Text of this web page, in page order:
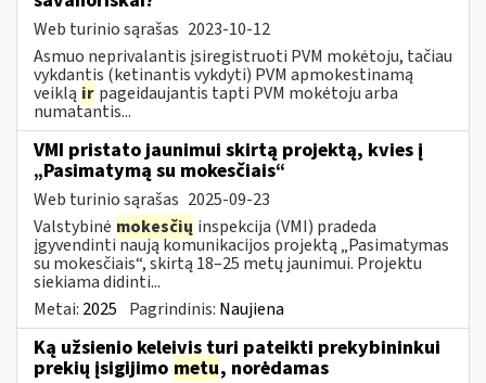
Web turinio sąrašas 2023-10-12
Asmuo neprivalantis įsiregistruoti PVM mokėtoju, tačiau
vykdantis (ketinantis vykdyti) PVM apmokestinamą
veiklą ir pageidaujantis tapti PVM mokėtoju arba
numatantis...
VMI pristato jaunimui skirtą projektą, kvies į
„Pasimatymą su mokesčiais“
Web turinio sąrašas 2025-09-23
Valstybinė mokesčių inspekcija (VMI) pradeda
įgyvendinti naują komunikacijos projektą „Pasimatymas
su mokesčiais“, skirtą 18–25 metų jaunimui. Projektu
siekiama didinti...
Metai: 2025 Pagrindinis: Naujiena
Ką užsienio keleivis turi pateikti prekybininkui
prekių įsigijimo metu, norėdamas